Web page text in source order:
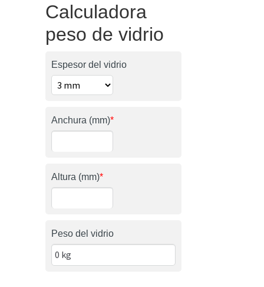
Calculadora
peso de vidrio
Espesor del vidrio
Anchura (mm)*
Altura (mm)*
Peso del vidrio